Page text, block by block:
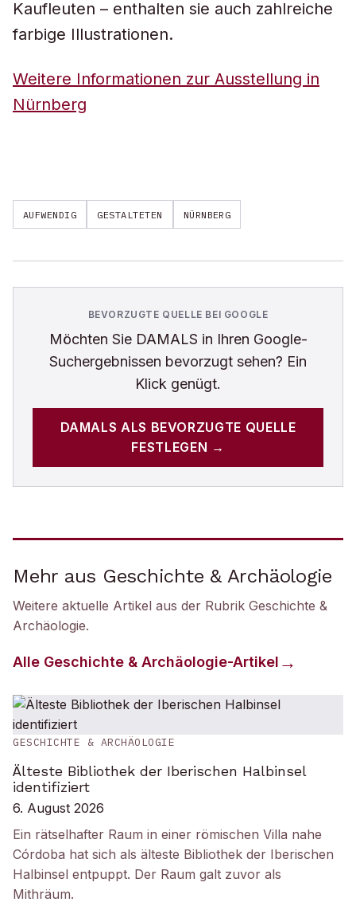
Kaufleuten – enthalten sie auch zahlreiche
farbige Illustrationen.
Weitere Informationen zur Ausstellung in
Nürnberg
AUFWENDIG GESTALTETEN NÜRNBERG
BEVORZUGTE QUELLE BEI GOOGLE
Möchten Sie DAMALS in Ihren Google-
Suchergebnissen bevorzugt sehen? Ein
Klick genügt.
DAMALS ALS BEVORZUGTE QUELLE
FESTLEGEN →
Mehr aus Geschichte & Archäologie
Weitere aktuelle Artikel aus der Rubrik Geschichte &
Archäologie.
Alle Geschichte & Archäologie-Artikel
GESCHICHTE & ARCHÄOLOGIE
Älteste Bibliothek der Iberischen Halbinsel
identifiziert
6. August 2026
Ein rätselhafter Raum in einer römischen Villa nahe
Córdoba hat sich als älteste Bibliothek der Iberischen
Halbinsel entpuppt. Der Raum galt zuvor als
Mithräum.